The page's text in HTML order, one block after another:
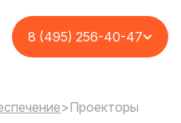
8 (495) 256-40-47
>Проекторы